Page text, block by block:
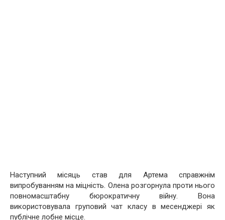
Наступний місяць став для Артема справжнім
випробуванням на міцність. Олена розгорнула проти нього
повномасштабну бюрократичну війну. Вона
використовувала груповий чат класу в месенджері як
публічне лобне місце.